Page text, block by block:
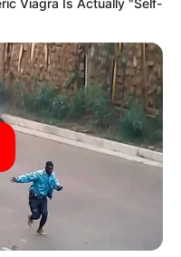
Viagra Is Actually "Self-